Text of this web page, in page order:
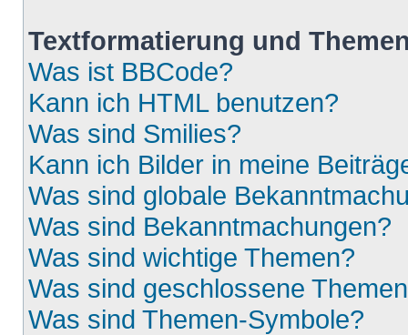
Textformatierung und
Was ist BBCode?
Kann ich HTML benutzen?
Was sind Smilies?
Kann ich Bilder in meine
Was sind globale
Was sind Bekanntmachungen?
Was sind wichtige Themen?
Was sind geschlossene
Was sind Themen-Symbole?